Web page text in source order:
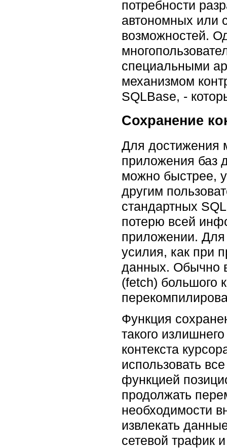
потребности
автономных или
возможностей.
специальными
механизмом
SQLBase, -
Сохранение
Для достижения
приложения баз
можно быстрее,
другим
стандартных
потерю всей
приложении. Для
усилия, как при
данных. Обычно
(fetch) большого
Функция
такого
контекста
использовать
функцией
продолжать
необходимости
извлекать
сетевой трафик